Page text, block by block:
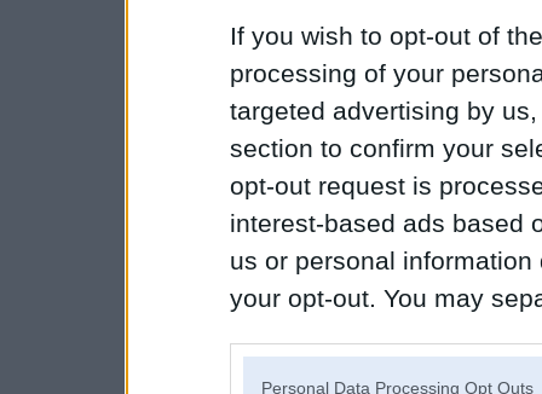
If you wish to opt-out of
processing of your
targeted advertising by
section to confirm your
opt-out request is
interest-based ads based
us or personal
your opt-out. You may
Personal Data Processing Opt Outs